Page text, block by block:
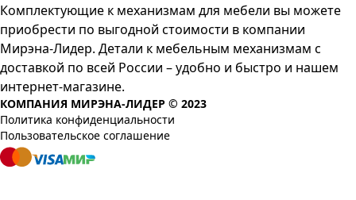
Комплектующие к механизмам для мебели вы можете
приобрести по выгодной стоимости в компании
Мирэна-Лидер. Детали к мебельным механизмам с
доставкой по всей России – удобно и быстро и нашем
интернет-магазине.
КОМПАНИЯ МИРЭНА-ЛИДЕР © 2023
Политика конфиденциальности
Пользовательское соглашение